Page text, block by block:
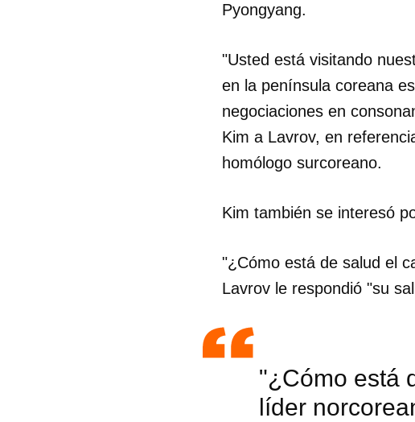
Para poder
cuenta de
Pyongyang.
"Usted está visitando
en la península coreana
negociaciones en
Kim a Lavrov, en
homólogo surcoreano.
Kim también se interesó
"¿Cómo está de salud el
Lavrov le respondió "su
"¿Cómo está
líder